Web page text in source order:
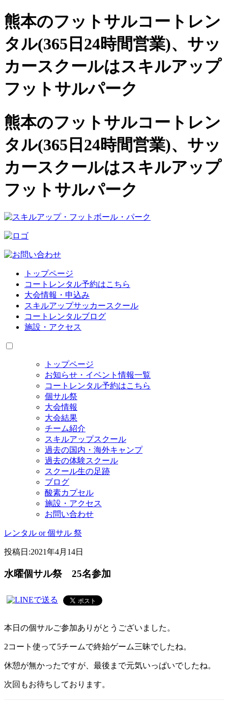
熊本のフットサルコートレン
タル(365日24時間営業)、 サッ
カースクールはスキルアップ
フットサルパーク
熊本のフットサルコートレン
タル(365日24時間営業)、サッ
カースクールはスキルアップ
フットサルパーク
トップページ
コートレンタル予約はこちら
大会情報・申込み
スキルアップサッカースクール
コートレンタルブログ
施設・アクセス
トップページ
お知らせ・イベント情報一覧
コートレンタル予約はこちら
個サル祭
大会情報
大会結果
チーム紹介
スキルアップスクール
過去の国内・海外キャンプ
過去の体験スクール
スクール生の足跡
ブログ
酸素カプセル
施設・アクセス
お問い合わせ
レンタル or 個サル 祭
投稿日:2021年4月14日
水曜個サル祭 25名参加
本日の個サルご参加ありがとうございました。
2コート使って5チームで終始ゲーム三昧でしたね。
休憩が無かったですが、最後まで元気いっぱいでしたね。
次回もお待ちしております。